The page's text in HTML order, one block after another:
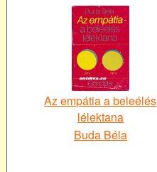
Az empátia a beleélés
lélektana
Buda Béla